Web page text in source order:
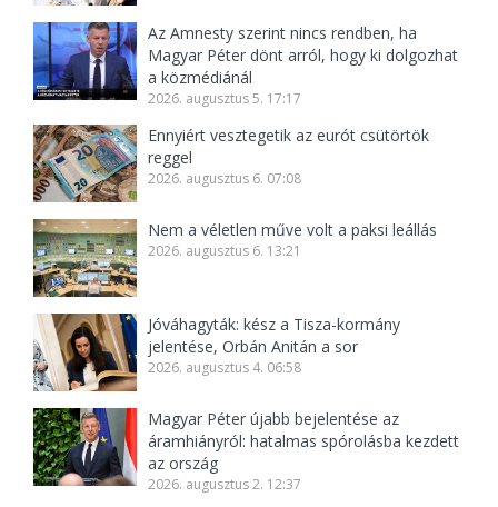
Az Amnesty szerint nincs rendben, ha
Magyar Péter dönt arról, hogy ki dolgozhat
a közmédiánál
2026. augusztus 5. 17:17
Ennyiért vesztegetik az eurót csütörtök
reggel
2026. augusztus 6. 07:08
Nem a véletlen műve volt a paksi leállás
2026. augusztus 6. 13:21
Jóváhagyták: kész a Tisza-kormány
jelentése, Orbán Anitán a sor
2026. augusztus 4. 06:58
Magyar Péter újabb bejelentése az
áramhiányról: hatalmas spórolásba kezdett
az ország
2026. augusztus 2. 12:37